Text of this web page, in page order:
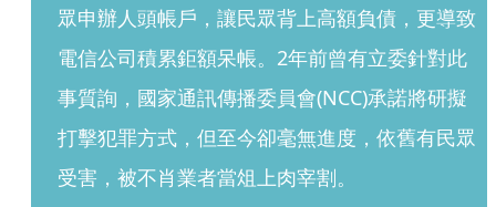
眾申辦人頭帳戶，讓民眾背上高額負債，更導致
電信公司積累鉅額呆帳。2年前曾有立委針對此
事質詢，國家通訊傳播委員會(NCC)承諾將研擬
打擊犯罪方式，但至今卻毫無進度，依舊有民眾
受害，被不肖業者當俎上肉宰割。